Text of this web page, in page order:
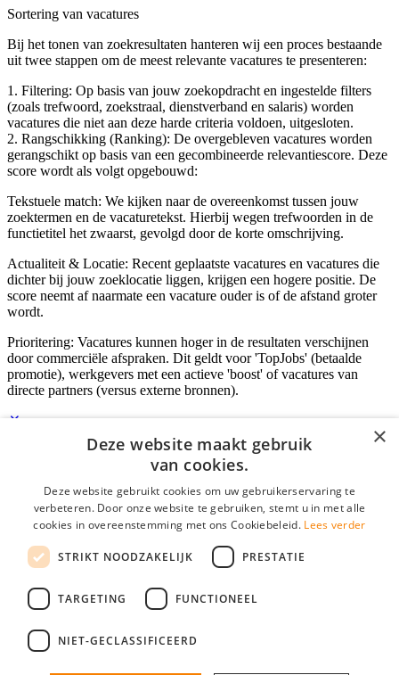
Sortering van vacatures
Bij het tonen van zoekresultaten hanteren wij een proces bestaande
uit twee stappen om de meest relevante vacatures te presenteren:
1. Filtering: Op basis van jouw zoekopdracht en ingestelde filters
(zoals trefwoord, zoekstraal, dienstverband en salaris) worden
vacatures die niet aan deze harde criteria voldoen, uitgesloten.
2. Rangschikking (Ranking): De overgebleven vacatures worden
gerangschikt op basis van een gecombineerde relevantiescore. Deze
score wordt als volgt opgebouwd:
Tekstuele match: We kijken naar de overeenkomst tussen jouw
zoektermen en de vacaturetekst. Hierbij wegen trefwoorden in de
functietitel het zwaarst, gevolgd door de korte omschrijving.
Actualiteit & Locatie: Recent geplaatste vacatures en vacatures die
dichter bij jouw zoeklocatie liggen, krijgen een hogere positie. De
score neemt af naarmate een vacature ouder is of de afstand groter
wordt.
Prioritering: Vacatures kunnen hoger in de resultaten verschijnen
door commerciële afspraken. Dit geldt voor 'TopJobs' (betaalde
promotie), werkgevers met een actieve 'boost' of vacatures van
directe partners (versus externe bronnen).
Inloggen als bedrijf
E-mail*
Wachtwoord
login gegevens onthouden
login
Bedrijf aanmelden
×
Deze website maakt gebruik
van cookies.
Deze website gebruikt cookies om uw gebruikerservaring te
verbeteren. Door onze website te gebruiken, stemt u in met alle
cookies in overeenstemming met ons Cookiebeleid. Lees verder
STRIKT NOODZAKELIJK PRESTATIE
TARGETING FUNCTIONEEL
NIET-GECLASSIFICEERD